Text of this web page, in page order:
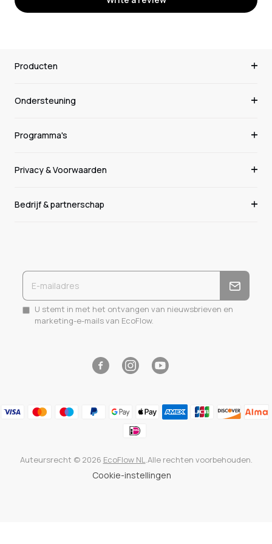
Producten
Ondersteuning
Programma's
Privacy & Voorwaarden
Bedrijf & partnerschap
U stemt in met het ontvangen van nieuwsbrieven en
marketing-e-mails van EcoFlow.
Auteursrecht © 2026 EcoFlow NL.Alle rechten voorbehouden.
Cookie-instellingen